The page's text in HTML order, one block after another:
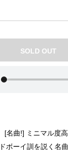
SOLD OUT
[名曲!] ミニマル度
ボーイ訓を説く名